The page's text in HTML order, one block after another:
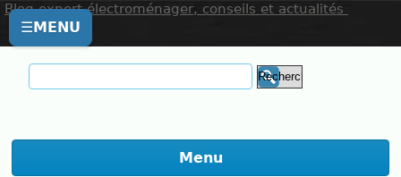
Blog expert électroménager, conseils et actualités
☰MENU
Menu